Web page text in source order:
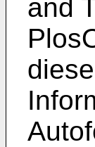
and